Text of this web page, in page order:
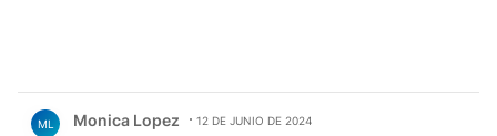
ML Monica Lopez 12 DE JUNIO DE 2024